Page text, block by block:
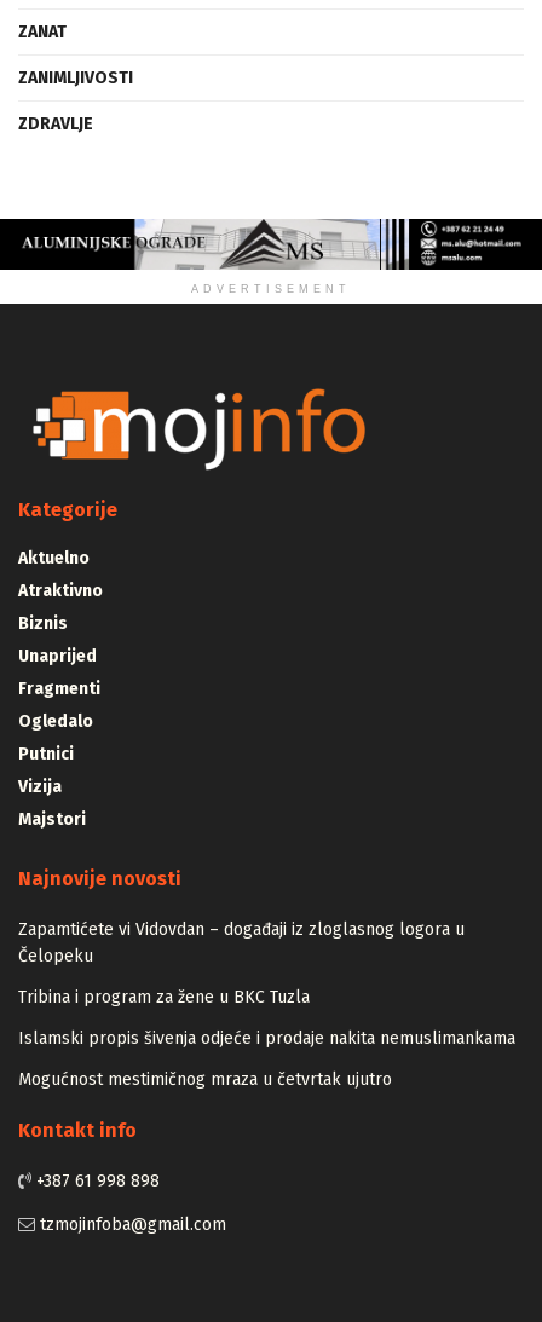
ZANAT
ZANIMLJIVOSTI
ZDRAVLJE
ADVERTISEMENT
Kategorije
Aktuelno
Atraktivno
Biznis
Unaprijed
Fragmenti
Ogledalo
Putnici
Vizija
Majstori
Najnovije novosti
Zapamtićete vi Vidovdan – događaji iz zloglasnog logora u
Čelopeku
Tribina i program za žene u BKC Tuzla
Islamski propis šivenja odjeće i prodaje nakita nemuslimankama
Mogućnost mestimičnog mraza u četvrtak ujutro
Kontakt info
+387 61 998 898
tzmojinfoba@gmail.com